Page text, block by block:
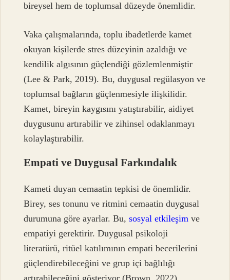
bireysel hem de toplumsal düzeyde önemlidir.
Vaka çalışmalarında, toplu ibadetlerde kamet
okuyan kişilerde stres düzeyinin azaldığı ve
kendilik algısının güçlendiği gözlemlenmiştir
(Lee & Park, 2019). Bu, duygusal regülasyon ve
toplumsal bağların güçlenmesiyle ilişkilidir.
Kamet, bireyin kaygısını yatıştırabilir, aidiyet
duygusunu artırabilir ve zihinsel odaklanmayı
kolaylaştırabilir.
Empati ve Duygusal Farkındalık
Kameti duyan cemaatin tepkisi de önemlidir.
Birey, ses tonunu ve ritmini cemaatin duygusal
durumuna göre ayarlar. Bu,sosyal etkileşim ve
empatiyi gerektirir. Duygusal psikoloji
literatürü, ritüel katılımının empati becerilerini
güçlendirebileceğini ve grup içi bağlılığı